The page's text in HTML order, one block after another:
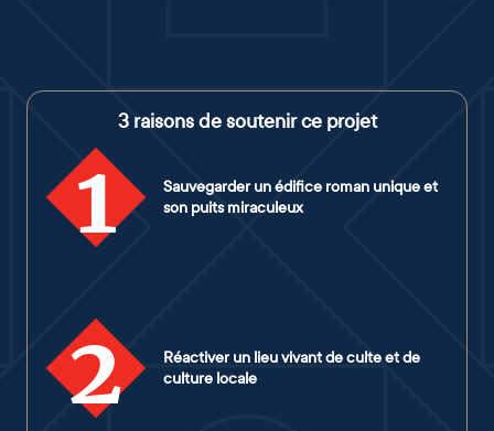
3 raisons de soutenir ce projet
1
Sauvegarder un édifice roman unique et
son puits miraculeux
2
Réactiver un lieu vivant de culte et de
culture locale